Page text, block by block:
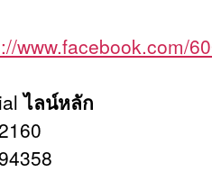
www.facebook.com/
ไลน์หลัก